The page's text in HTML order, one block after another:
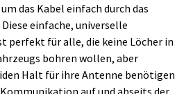
das Kabel einfach durch das
einfache, universelle
perfekt für alle, die keine Löcher in
bohren wollen, aber
Halt für ihre Antenne benötigen
auf und abseits der